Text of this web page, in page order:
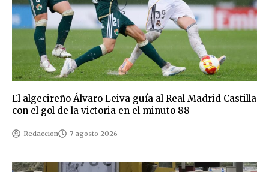
El algecireño Álvaro Leiva guía al Real Madrid Castilla
con el gol de la victoria en el minuto 88
Redaccion 7 agosto 2026